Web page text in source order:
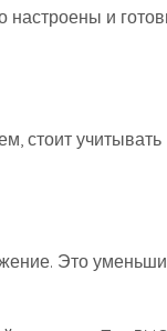
настроены и
стоит учитывать
Это